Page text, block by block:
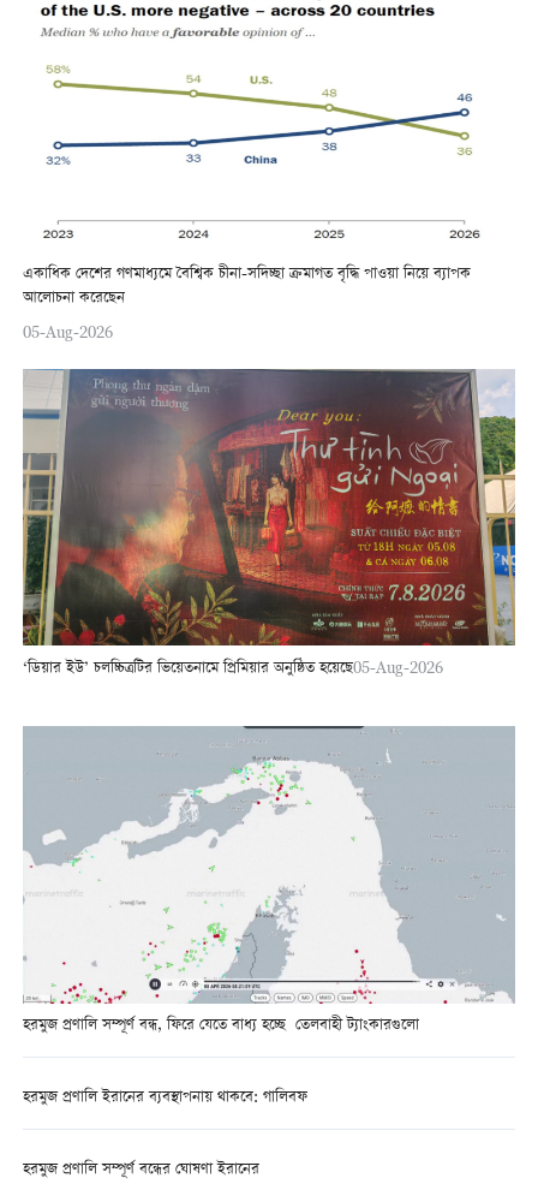
একাধিক দেশের গণমাধ্যমে বৈশ্বিক চীনা-সদিচ্ছা ক্রমাগত বৃদ্ধি পাওয়া নিয়ে ব্যাপক
আলোচনা করেছেন
05-Aug-2026
‘ডিয়ার ইউ’ চলচ্চিত্রটির ভিয়েতনামে প্রিমিয়ার অনুষ্ঠিত হয়েছে05-Aug-2026
হরমুজ প্রণালি সম্পূর্ণ বন্ধ, ফিরে যেতে বাধ্য হচ্ছে তেলবাহী ট্যাংকারগুলো
হরমুজ প্রণালি ইরানের ব্যবস্থাপনায় থাকবে: গালিবফ
হরমুজ প্রণালি সম্পূর্ণ বন্ধের ঘোষণা ইরানের